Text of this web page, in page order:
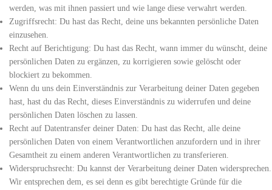
werden, was mit ihnen passiert und wie lange diese verwahrt werden.
Zugriffsrecht: Du hast das Recht, deine uns bekannten persönliche Daten
einzusehen.
Recht auf Berichtigung: Du hast das Recht, wann immer du wünscht, deine
persönlichen Daten zu ergänzen, zu korrigieren sowie gelöscht oder
blockiert zu bekommen.
Wenn du uns dein Einverständnis zur Verarbeitung deiner Daten gegeben
hast, hast du das Recht, dieses Einverständnis zu widerrufen und deine
persönlichen Daten löschen zu lassen.
Recht auf Datentransfer deiner Daten: Du hast das Recht, alle deine
persönlichen Daten von einem Verantwortlichen anzufordern und in ihrer
Gesamtheit zu einem anderen Verantwortlichen zu transferieren.
Widerspruchsrecht: Du kannst der Verarbeitung deiner Daten widersprechen.
Wir entsprechen dem, es sei denn es gibt berechtigte Gründe für die